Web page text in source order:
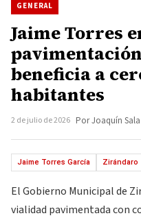
GENERAL
Jaime Torres
beneficia a
habitantes
2 de julio de 2026 Por Joaquín
Jaime Torres García Zirándaro
El Gobierno Municipal de
vialidad pavimentada con